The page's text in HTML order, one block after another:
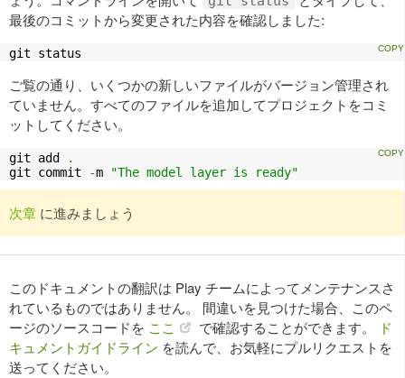
最後のコミットから変更された内容を確認しました:
git status
ご覧の通り、いくつかの新しいファイルがバージョン管理され
ていません。すべてのファイルを追加してプロジェクトをコミ
ットしてください。
git add
.
git commit
-m "The model layer is ready"
次章 に進みましょう
このドキュメントの翻訳は Play チームによってメンテナンスさ
れているものではありません。 間違いを見つけた場合、このペ
ージのソースコードを ここ で確認することができます。
ド
キュメントガイドライン を読んで、お気軽にプルリクエストを
送ってください。